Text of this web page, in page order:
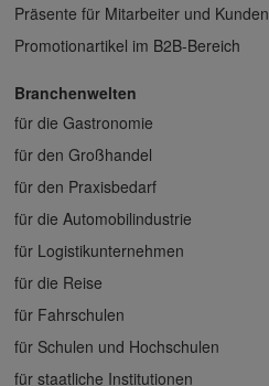
Präsente für Mitarbeiter und Kunden
Promotionartikel im B2B-Bereich
Branchenwelten
für die Gastronomie
für den Großhandel
für den Praxisbedarf
für die Automobilindustrie
für Logistikunternehmen
für die Reise
für Fahrschulen
für Schulen und Hochschulen
für staatliche Institutionen